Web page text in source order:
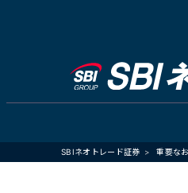
SBIネオトレード証券 重要な